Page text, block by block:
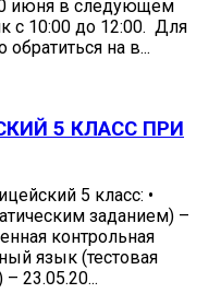
июня в следующем
с 10:00 до 12:00. Для
на в...
5 КЛАСС ПРИ
5 класс: •
заданием) –
контрольная
язык (тестовая
23.05.20...